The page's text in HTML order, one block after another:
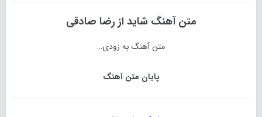
متن آهنگ شاید از رضا صادقی
متن آهنگ به زودی…
پایان متن آهنگ